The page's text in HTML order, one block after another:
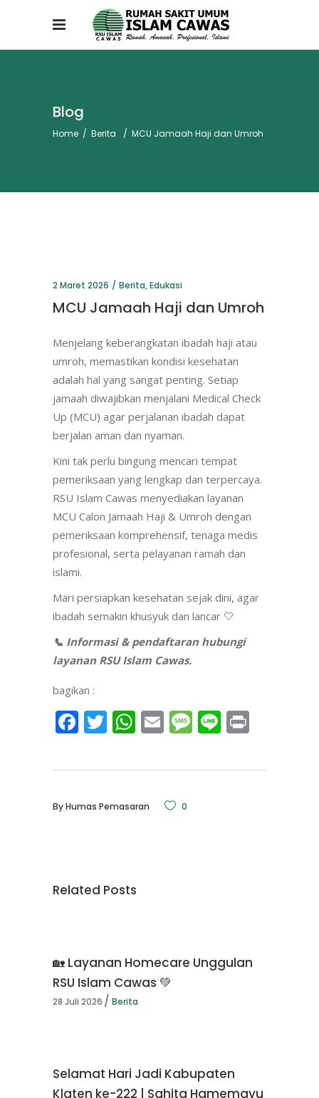
Blog
Home / Berita / MCU Jamaah Haji dan Umroh
2 Maret 2026 Berita,Edukasi
MCU Jamaah Haji dan Umroh
Menjelang keberangkatan ibadah haji atau
umroh, memastikan kondisi kesehatan
adalah hal yang sangat penting. Setiap
jamaah diwajibkan menjalani Medical Check
Up (MCU) agar perjalanan ibadah dapat
berjalan aman dan nyaman.
Kini tak perlu bingung mencari tempat
pemeriksaan yang lengkap dan terpercaya.
RSU Islam Cawas menyediakan layanan
MCU Calon Jamaah Haji & Umroh dengan
pemeriksaan komprehensif, tenaga medis
profesional, serta pelayanan ramah dan
islami.
Mari persiapkan kesehatan sejak dini, agar
ibadah semakin khusyuk dan lancar 🤍
📞 Informasi & pendaftaran hubungi
layanan RSU Islam Cawas.
bagikan :
Facebook
Twitter
WhatsApp
EmailMessage
Line
ByHumas Pemasaran 0
Related Posts
🏡 Layanan Homecare Unggulan
RSU Islam Cawas 💚
28 Juli 2026 Berita
Selamat Hari Jadi Kabupaten
Klaten ke-222 | Sahita Hamemayu